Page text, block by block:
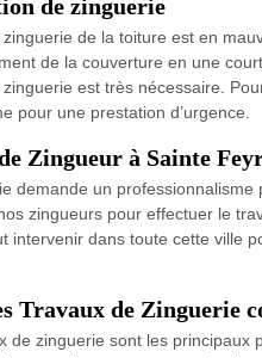
de zinguerie
de la toiture est en
de la couverture en une
est très nécessaire.
pour une prestation d’urgence.
Zingueur à Sainte
demande un professionnalisme
zingueurs pour effectuer le
intervenir dans toute cette ville
Travaux de Zinguerie
de zinguerie sont les principaux